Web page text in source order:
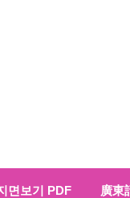
면보기 PDF 廣東